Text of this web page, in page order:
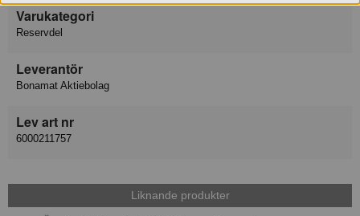
Varukategori
Reservdel
Leverantör
Bonamat Aktiebolag
Lev art nr
6000211757
Liknande produkter